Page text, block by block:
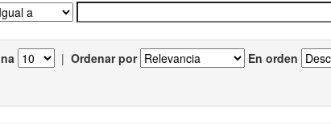
| Ordenar por En orden